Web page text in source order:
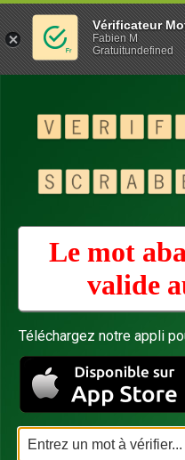
Le mot
valide
Téléchargez notre appli
Vérificateur
Fabien M
Gratuitundefined